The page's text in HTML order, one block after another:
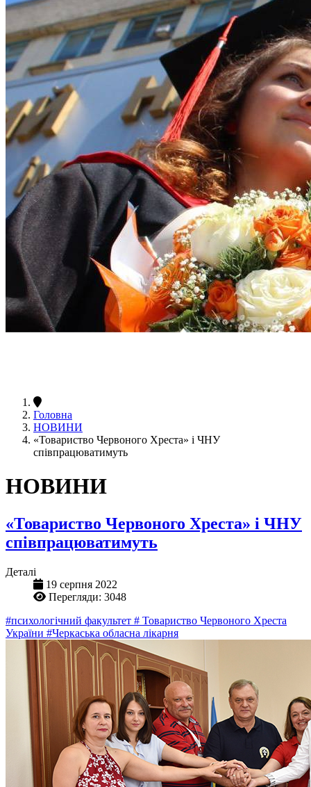
Головна
НОВИНИ
«Товариство Червоного Хреста» і ЧНУ
співпрацюватимуть
НОВИНИ
«Товариство Червоного Хреста» і ЧНУ
співпрацюватимуть
Деталі
19 серпня 2022
Перегляди: 3048
#психологічний факультет # Товариство Червоного Хреста
України #Черкаська обласна лікарня